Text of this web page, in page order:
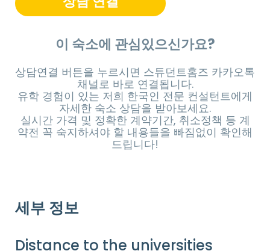
이 숙소에 관심있으신가요?
상담연결 버튼을 누르시면 스튜던트홈즈 카카오톡
채널로 바로 연결됩니다.
유학 경험이 있는 저희 한국인 전문 컨설턴트에게
자세한 숙소 상담을 받아보세요.
실시간 가격 및 정확한 계약기간, 취소정책 등 계
약전 꼭 숙지하셔야 할 내용들을 빠짐없이 확인해
드립니다!
세부 정보
Distance to the universities